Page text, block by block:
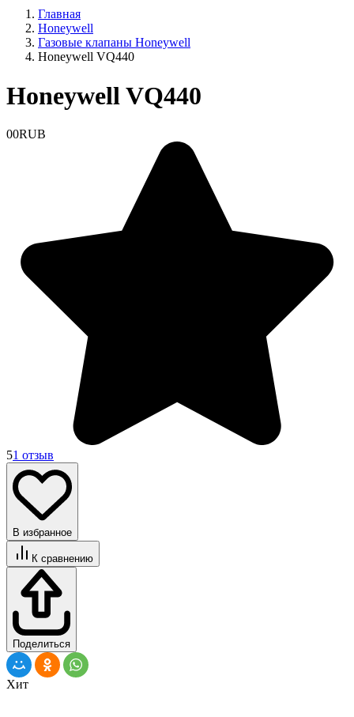
Главная
Honeywell
Газовые клапаны Honeywell
Honeywell VQ440
Honeywell VQ440
00RUB
51 отзыв
В избранное
К сравнению
Поделиться
Хит